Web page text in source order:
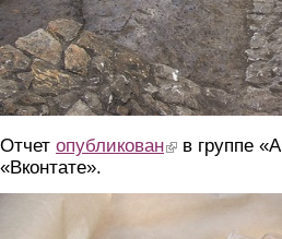
Отчет опубликован(link is external)
в группе
«Вконтате».